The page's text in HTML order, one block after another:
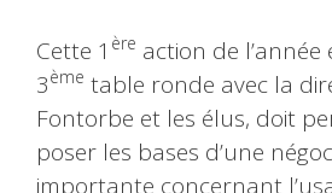
Cette 1 ère action de
3ème table ronde avec la
Fontorbe et les élus, doit
poser les bases d’une
importante concernant